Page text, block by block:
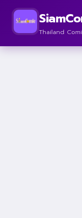
Thailand